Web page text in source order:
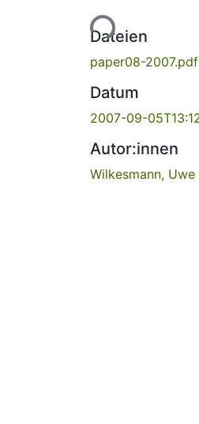
Lade...
Dateien
paper08-2007.pdf
Datum
2007-09-
Autor:innen
Wilkesmann, Uwe